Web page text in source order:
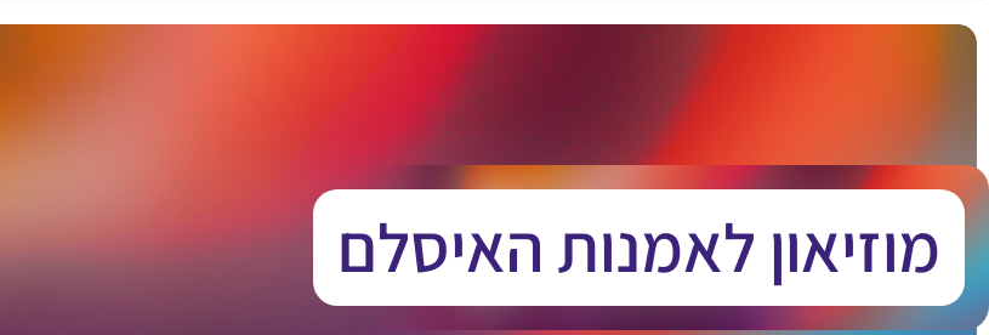
מוזיאון לאמנות האיסלם